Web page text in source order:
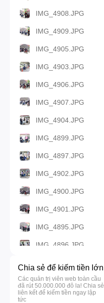
IMG_4908.JPG
IMG_4909.JPG
IMG_4905.JPG
IMG_4903.JPG
IMG_4906.JPG
IMG_4907.JPG
IMG_4904.JPG
IMG_4899.JPG
IMG_4897.JPG
IMG_4902.JPG
IMG_4900.JPG
IMG_4901.JPG
IMG_4895.JPG
IMG_4896.JPG
IMG_4898.JPG
IMG_4891.JPG
IMG_4892.JPG
Chia sẻ để kiếm tiền lớn
Các quản trị viên web toàn cầu
đã rút 50.000.000 đô la! Chia sẻ
liên kết để kiếm tiền ngay lập
tức